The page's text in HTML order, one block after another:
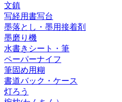
文鎮
写経用書写台
墨落とし・墨用接着剤
墨磨り機
水書きシート・筆
ペーパーナイフ
筆固め用糊
書道バック・ケース
灯ろう